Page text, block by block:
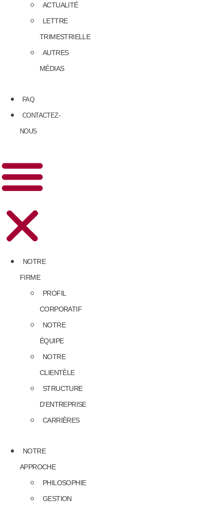
ACTUALITÉ
LETTRE
TRIMESTRIELLE
AUTRES
MÉDIAS
FAQ
CONTACTEZ-
NOUS
NOTRE
FIRME
PROFIL
CORPORATIF
NOTRE
ÉQUIPE
NOTRE
CLIENTÈLE
STRUCTURE
D’ENTREPRISE
CARRIÈRES
NOTRE
APPROCHE
PHILOSOPHIE
GESTION